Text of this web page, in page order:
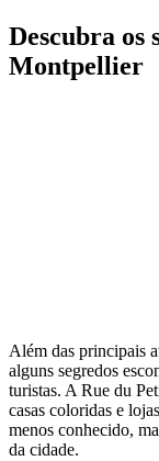
Descubra os
Montpellier
Além das principais
alguns segredos
turistas. A Rue du
casas coloridas e
menos conhecido,
da cidade.